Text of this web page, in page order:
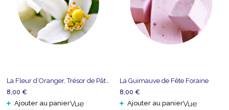
La Fleur d’Oranger, Trésor de Pâtisserie
8,00 €
Ajouter au panierVue
La Guimauve de Fête Foraine
8,00 €
Ajouter au panierVue